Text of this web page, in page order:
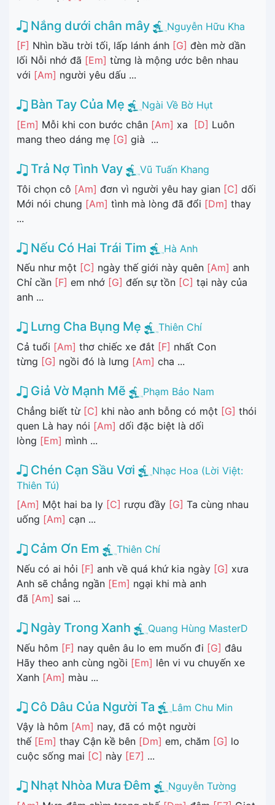
Nắng dưới chân mây
Nguyễn Hữu Kha
[F] Nhìn bầu trời tối, lấp lánh ánh [G] đèn mờ dần
lối Nỗi nhớ đã [Em] từng là mộng ước bên nhau
với [Am] người yêu dấu ...
Bàn Tay Của Mẹ
Ngài Về Bờ Hụt
[Em] Mỗi khi con bước chân [Am] xa [D] Luôn
mang theo dáng mẹ [G] già ...
Trả Nợ Tình Vay
Vũ Tuấn Khang
Tôi chọn cô [Am] đơn vì người yêu hay gian [C] dối
Mới nói chung [Am] tình mà lòng đã đổi [Dm] thay
...
Nếu Có Hai Trái Tim
Hà Anh
Nếu như một [C] ngày thế giới này quên [Am] anh
Chỉ cần [F] em nhớ [G] đến sự tồn [C] tại này của
anh ...
Lưng Cha Bụng Mẹ
Thiên Chí
Cả tuổi [Am] thơ chiếc xe đắt [F] nhất Con
từng [G] ngồi đó là lưng [Am] cha ...
Giả Vờ Mạnh Mẽ
Phạm Bảo Nam
Chẳng biết từ [C] khi nào anh bỗng có một [G] thói
quen Là hay nói [Am] dối đặc biệt là dối
lòng [Em] mình ...
Chén Cạn Sầu Vơi
Nhạc Hoa (Lời Việt:
Thiên Tú)
[Am] Một hai ba ly [C] rượu đầy [G] Ta cùng nhau
uống [Am] cạn ...
Cảm Ơn Em
Thiên Chí
Nếu có ai hỏi [F] anh về quá khứ kia ngày [G] xưa
Anh sẽ chẳng ngần [Em] ngại khi mà anh
đã [Am] sai ...
Ngày Trong Xanh
Quang Hùng MasterD
Nếu hôm [F] nay quên âu lo em muốn đi [G] đâu
Hãy theo anh cùng ngồi [Em] lên vi vu chuyến xe
Xanh [Am] màu ...
Cô Dâu Của Người Ta
Lâm Chu Min
Vậy là hôm [Am] nay, đã có một người
thế [Em] thay Cận kề bên [Dm] em, chăm [G] lo
cuộc sống mai [C] này [E7] ...
Nhạt Nhòa Mưa Đêm
Nguyễn Tường